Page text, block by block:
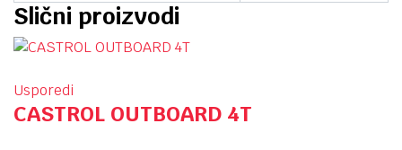
Slični proizvodi
Usporedi
CASTROL OUTBOARD 4T